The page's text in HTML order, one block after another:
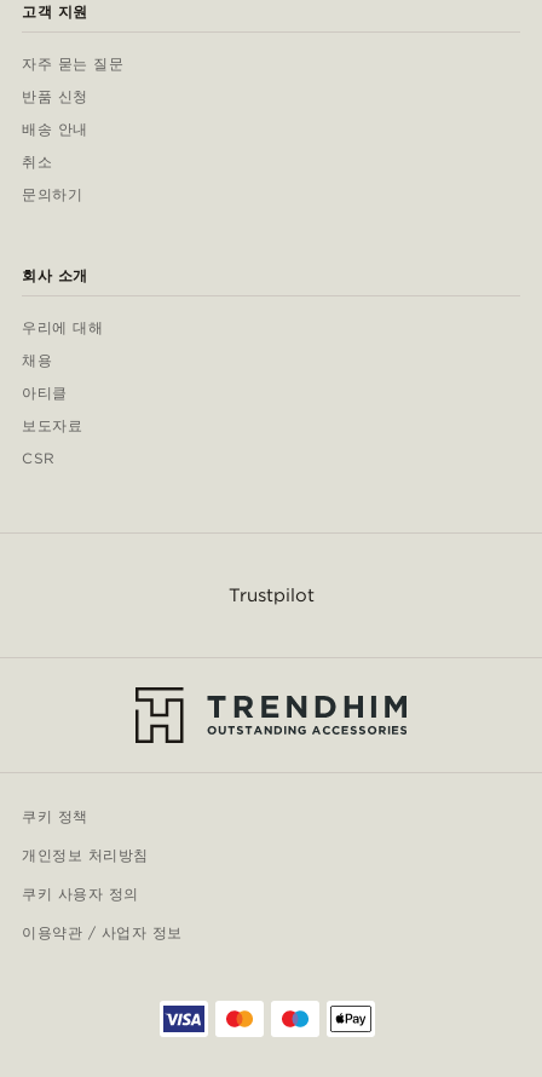
고객 지원
자주 묻는 질문
반품 신청
배송 안내
취소
문의하기
회사 소개
우리에 대해
채용
아티클
보도자료
CSR
Trustpilot
쿠키 정책
개인정보 처리방침
쿠키 사용자 정의
이용약관 / 사업자 정보